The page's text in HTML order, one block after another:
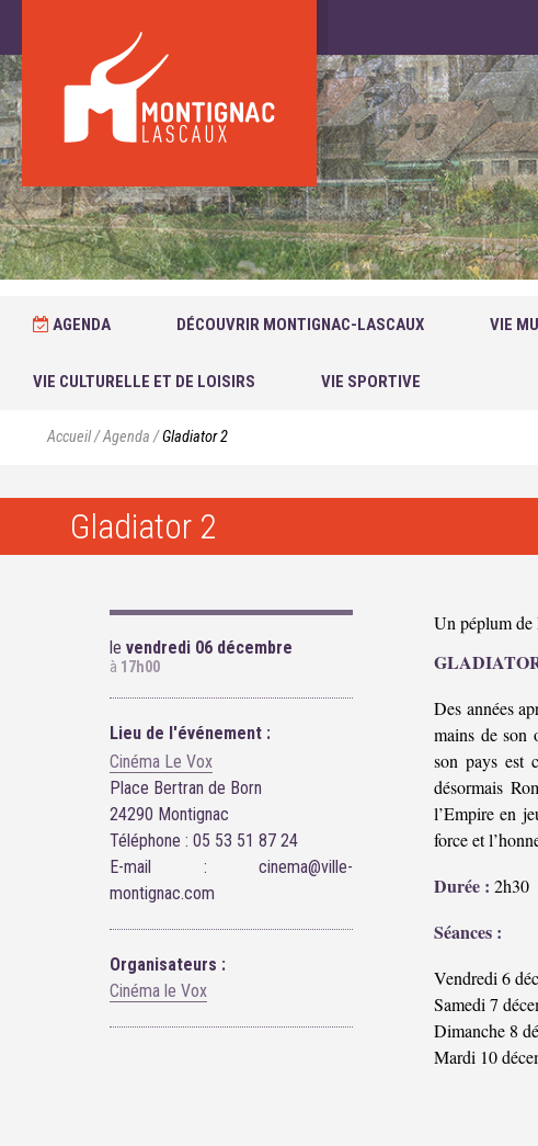
AGENDA DÉCOUVRIR MONTIGNAC-LASCAUX VIE
VIE CULTURELLE ET DE LOISIRS VIE SPORTIVE
Accueil/Agenda /Gladiator 2
Gladiator 2
le vendredi 06 décembre
à 17h00
Lieu de l'événement :
Cinéma Le Vox
Place Bertran de Born
24290 Montignac
Téléphone : 05 53 51 87 24
E-mail : cinema@ville-
montignac.com
Organisateurs :
Cinéma le Vox
Un péplum
Des années
mains de son
son pays est
désormais
l’Empire en
force et
Durée : 2h30
Séances :
Vendredi 6
Samedi 7
Dimanche 8
Mardi 10